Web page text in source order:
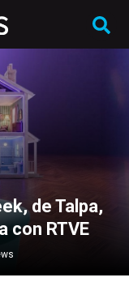
de Talpa,
con RTVE